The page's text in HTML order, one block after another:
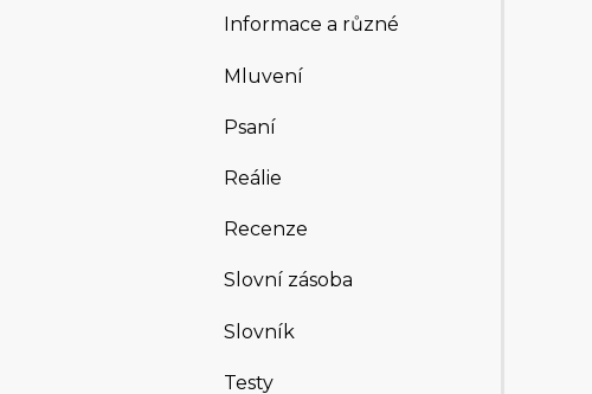
Informace a různé
Mluvení
Psaní
Reálie
Recenze
Slovní zásoba
Slovník
Testy